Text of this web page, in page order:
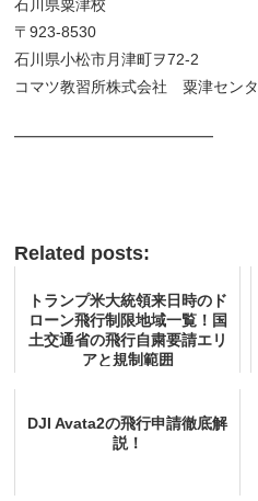
石川県粟津校
〒923-8530
石川県小松市月津町ヲ72-2
コマツ教習所株式会社 粟津センタ
━━━━━━━━━━━━━
Related posts:
トランプ米大統領来日時のド
ローン飛行制限地域一覧！国
土交通省の飛行自粛要請エリ
アと規制範囲
DJI Avata2の飛行申請徹底解
説！